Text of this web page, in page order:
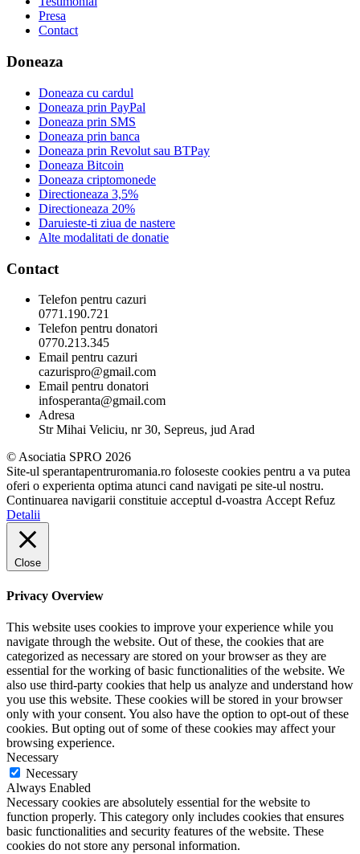
Presa
Contact
Doneaza
Doneaza cu cardul
Doneaza prin PayPal
Doneaza prin SMS
Doneaza prin banca
Doneaza prin Revolut sau BTPay
Doneaza Bitcoin
Doneaza criptomonede
Directioneaza 3,5%
Directioneaza 20%
Daruieste-ti ziua de nastere
Alte modalitati de donatie
Contact
Telefon pentru cazuri
0771.190.721
Telefon pentru donatori
0770.213.345
Email pentru cazuri
cazurispro@gmail.com
Email pentru donatori
infosperanta@gmail.com
Adresa
Str Mihai Veliciu, nr 30, Sepreus, jud Arad
© Asociatia SPRO 2026
Site-ul sperantapentruromania.ro foloseste cookies pentru a va putea
oferi o experienta optima atunci cand navigati pe site-ul nostru.
Continuarea navigarii constituie acceptul d-voastra Accept Refuz
Detalii
Close
Privacy Overview
This website uses cookies to improve your experience while you
navigate through the website. Out of these, the cookies that are
categorized as necessary are stored on your browser as they are
essential for the working of basic functionalities of the website. We
also use third-party cookies that help us analyze and understand how
you use this website. These cookies will be stored in your browser
only with your consent. You also have the option to opt-out of these
cookies. But opting out of some of these cookies may affect your
browsing experience.
Necessary
Necessary
Always Enabled
Necessary cookies are absolutely essential for the website to
function properly. This category only includes cookies that ensures
basic functionalities and security features of the website. These
cookies do not store any personal information.